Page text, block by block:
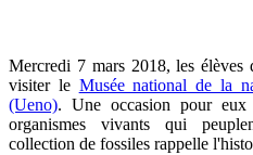
Mercredi 7 mars 2018, les
visiter le Musée national de la
(Ueno). Une occasion pour eux
organismes vivants qui
collection de fossiles rappelle